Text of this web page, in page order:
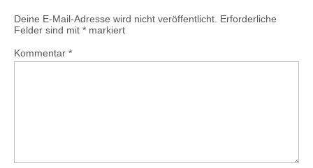
Deine E-Mail-Adresse wird nicht veröffentlicht. Erforderliche
Felder sind mit * markiert
Kommentar *